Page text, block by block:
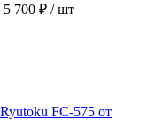
5 700 ₽ / шт